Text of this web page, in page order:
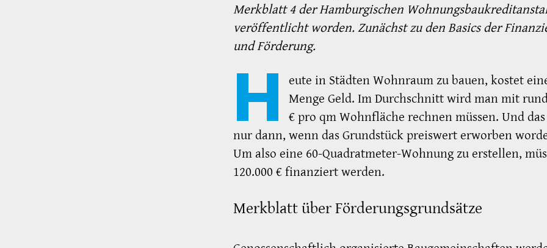
Merkblatt 4 der Hamburgischen
veröffentlicht worden. Zunächst zu den Basics der
und Förderung.
H
eute in Städten Wohnraum zu bauen, kostet
Menge Geld. Im Durchschnitt wird man mit
€ pro qm Wohnfläche rechnen müssen. Und
nur dann, wenn das Grundstück preiswert erworben
Um also eine 60-Quadratmeter-Wohnung zu erstellen,
120.000 € finanziert werden.
Merkblatt über Förderungsgrundsätze